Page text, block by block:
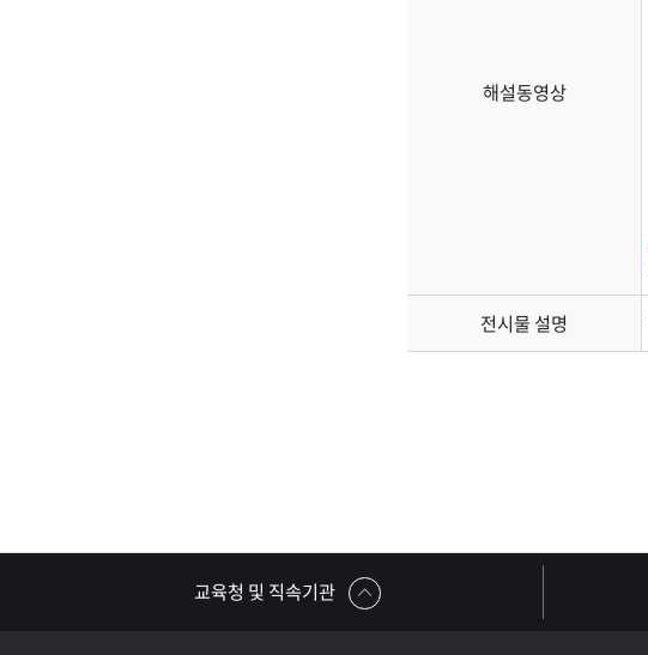
해설동영상
전시물 설명
교육청 및 직속기관